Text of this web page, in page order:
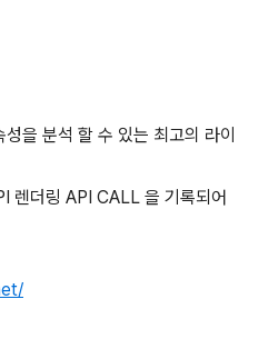
을 분석 할 수 있는 최고의 라이
렌더링 API CALL 을 기록되어